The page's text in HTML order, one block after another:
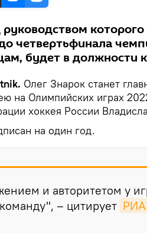
которого
четвертьфинала
будет в должности
Олег Знарок станет
на Олимпийских играх
хоккея России
на один год.
и авторитетом у
– цитирует РИА